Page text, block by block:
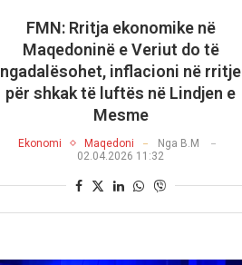
FMN: Rritja ekonomike në
Maqedoninë e Veriut do të
ngadalësohet, inflacioni në rritje
për shkak të luftës në Lindjen e
Mesme
Ekonomi Maqedoni Nga B.M
02.04.2026 11:32